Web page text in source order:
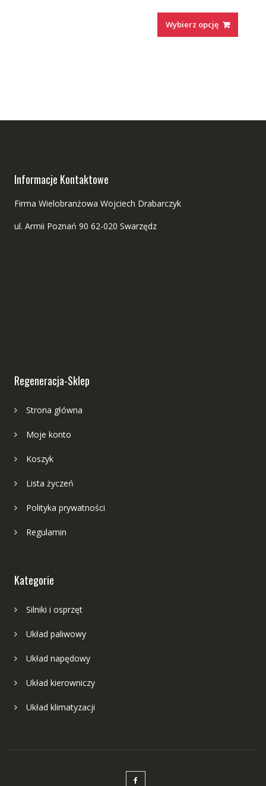
Wybierz opcję
Informacje Kontaktowe
Firma Wielobranżowa Wojciech Drabarczyk
ul. Armii Poznań 90 62-020 Swarzędz
Regeneracja-Sklep
Strona główna
Moje konto
Koszyk
Lista życzeń
Polityka prywatności
Regulamin
Kategorie
Silniki i osprzęt
Układ paliwowy
Układ napędowy
Układ kierowniczy
Układ klimatyzacji